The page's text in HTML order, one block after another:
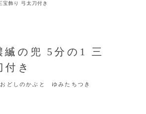
宝飾り 弓太刀付き
縅の兜 5分の1 三
き
どしのかぶと ゆみたちつき